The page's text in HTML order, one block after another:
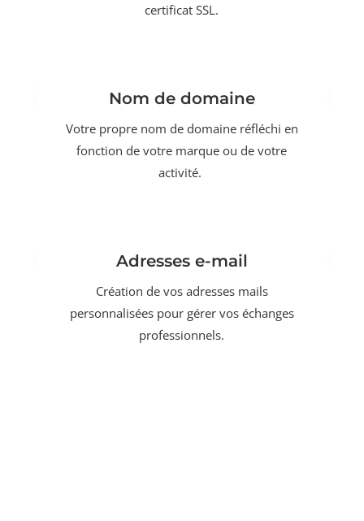
certificat SSL.
Nom de domaine
Votre propre nom de domaine réfléchi en
fonction de votre marque ou de votre
activité.
Adresses e-mail
Création de vos adresses mails
personnalisées pour gérer vos échanges
professionnels.